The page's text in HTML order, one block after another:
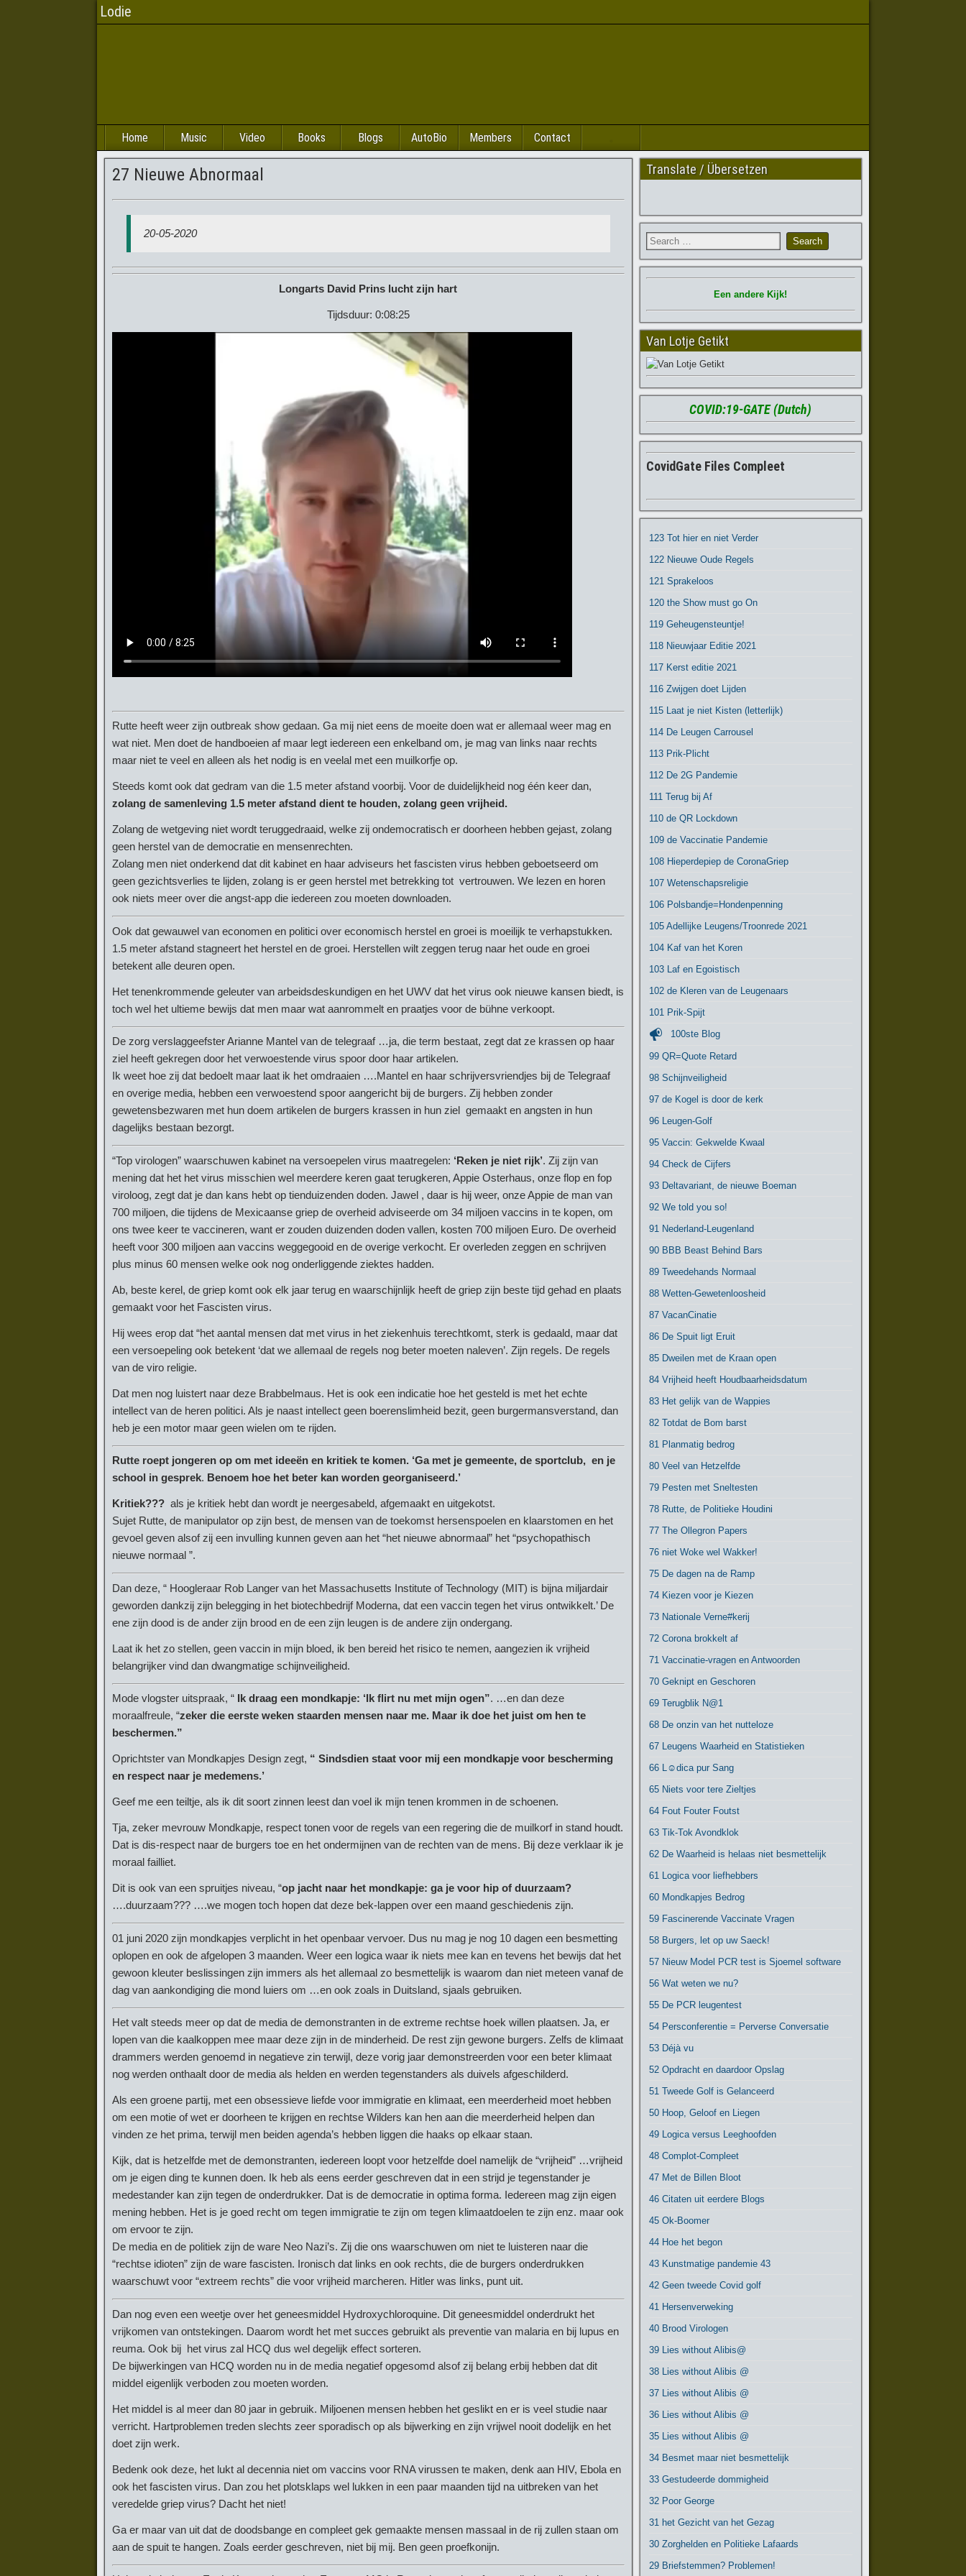
Lodie
Home Music Video Books Blogs AutoBio Members Contact
27 Nieuwe Abnormaal
20-05-2020
Longarts David Prins lucht zijn hart
Tijdsduur: 0:08:25
Rutte heeft weer zijn outbreak show gedaan. Ga mij niet eens de moeite doen wat er allemaal weer mag en
wat niet. Men doet de handboeien af maar legt iedereen een enkelband om, je mag van links naar rechts
maar niet te veel en alleen als het nodig is en veelal met een muilkorfje op.
Steeds komt ook dat gedram van die 1.5 meter afstand voorbij. Voor de duidelijkheid nog één keer dan,
zolang de samenleving 1.5 meter afstand dient te houden, zolang geen vrijheid.
Zolang de wetgeving niet wordt teruggedraaid, welke zij ondemocratisch er doorheen hebben gejast, zolang
geen herstel van de democratie en mensenrechten.
Zolang men niet onderkend dat dit kabinet en haar adviseurs het fascisten virus hebben geboetseerd om
geen gezichtsverlies te lijden, zolang is er geen herstel met betrekking tot vertrouwen. We lezen en horen
ook niets meer over die angst-app die iedereen zou moeten downloaden.
Ook dat gewauwel van economen en politici over economisch herstel en groei is moeilijk te verhapstukken.
1.5 meter afstand stagneert het herstel en de groei. Herstellen wilt zeggen terug naar het oude en groei
betekent alle deuren open.
Het tenenkrommende geleuter van arbeidsdeskundigen en het UWV dat het virus ook nieuwe kansen biedt, is
toch wel het ultieme bewijs dat men maar wat aanrommelt en praatjes voor de bühne verkoopt.
De zorg verslaggeefster Arianne Mantel van de telegraaf …ja, die term bestaat, zegt dat ze krassen op haar
ziel heeft gekregen door het verwoestende virus spoor door haar artikelen.
Ik weet hoe zij dat bedoelt maar laat ik het omdraaien ….Mantel en haar schrijversvriendjes bij de Telegraaf
en overige media, hebben een verwoestend spoor aangericht bij de burgers. Zij hebben zonder
gewetensbezwaren met hun doem artikelen de burgers krassen in hun ziel gemaakt en angsten in hun
dagelijks bestaan bezorgt.
“Top virologen” waarschuwen kabinet na versoepelen virus maatregelen: ‘Reken je niet rijk’. Zij zijn van
mening dat het het virus misschien wel meerdere keren gaat terugkeren, Appie Osterhaus, onze flop en fop
viroloog, zegt dat je dan kans hebt op tienduizenden doden. Jawel , daar is hij weer, onze Appie de man van
700 miljoen, die tijdens de Mexicaanse griep de overheid adviseerde om 34 miljoen vaccins in te kopen, om
ons twee keer te vaccineren, want er zouden duizenden doden vallen, kosten 700 miljoen Euro. De overheid
heeft voor 300 miljoen aan vaccins weggegooid en de overige verkocht. Er overleden zeggen en schrijven
plus minus 60 mensen welke ook nog onderliggende ziektes hadden.
Ab, beste kerel, de griep komt ook elk jaar terug en waarschijnlijk heeft de griep zijn beste tijd gehad en plaats
gemaakt voor het Fascisten virus.
Hij wees erop dat “het aantal mensen dat met virus in het ziekenhuis terechtkomt, sterk is gedaald, maar dat
een versoepeling ook betekent ‘dat we allemaal de regels nog beter moeten naleven’. Zijn regels. De regels
van de viro religie.
Dat men nog luistert naar deze Brabbelmaus. Het is ook een indicatie hoe het gesteld is met het echte
intellect van de heren politici. Als je naast intellect geen boerenslimheid bezit, geen burgermansverstand, dan
heb je een motor maar geen wielen om te rijden.
Rutte roept jongeren op om met ideeën en kritiek te komen. ‘Ga met je gemeente, de sportclub, en je
school in gesprek. Benoem hoe het beter kan worden georganiseerd.’
Kritiek??? als je kritiek hebt dan wordt je neergesabeld, afgemaakt en uitgekotst.
Sujet Rutte, de manipulator op zijn best, de mensen van de toekomst hersenspoelen en klaarstomen en het
gevoel geven alsof zij een invulling kunnen geven aan het “het nieuwe abnormaal” het “psychopathisch
nieuwe normaal ”.
Dan deze, “ Hoogleraar Rob Langer van het Massachusetts Institute of Technology (MIT) is bijna miljardair
geworden dankzij zijn belegging in het biotechbedrijf Moderna, dat een vaccin tegen het virus ontwikkelt.’ De
ene zijn dood is de ander zijn brood en de een zijn leugen is de andere zijn ondergang.
Laat ik het zo stellen, geen vaccin in mijn bloed, ik ben bereid het risico te nemen, aangezien ik vrijheid
belangrijker vind dan dwangmatige schijnveiligheid.
Mode vlogster uitspraak, “ Ik draag een mondkapje: ‘Ik flirt nu met mijn ogen”. …en dan deze
moraalfreule, “zeker die eerste weken staarden mensen naar me. Maar ik doe het juist om hen te
beschermen.”
Oprichtster van Mondkapjes Design zegt, “ Sindsdien staat voor mij een mondkapje voor bescherming
en respect naar je medemens.’
Geef me een teiltje, als ik dit soort zinnen leest dan voel ik mijn tenen krommen in de schoenen.
Tja, zeker mevrouw Mondkapje, respect tonen voor de regels van een regering die de muilkorf in stand houdt.
Dat is dis-respect naar de burgers toe en het ondermijnen van de rechten van de mens. Bij deze verklaar ik je
moraal failliet.
Dit is ook van een spruitjes niveau, “op jacht naar het mondkapje: ga je voor hip of duurzaam?
….duurzaam??? ….we mogen toch hopen dat deze bek-lappen over een maand geschiedenis zijn.
01 juni 2020 zijn mondkapjes verplicht in het openbaar vervoer. Dus nu mag je nog 10 dagen een besmetting
oplopen en ook de afgelopen 3 maanden. Weer een logica waar ik niets mee kan en tevens het bewijs dat het
gewoon kleuter beslissingen zijn immers als het allemaal zo besmettelijk is waarom dan niet meteen vanaf de
dag van aankondiging die mond luiers om …en ook zoals in Duitsland, sjaals gebruiken.
Het valt steeds meer op dat de media de demonstranten in de extreme rechtse hoek willen plaatsen. Ja, er
lopen van die kaalkoppen mee maar deze zijn in de minderheid. De rest zijn gewone burgers. Zelfs de klimaat
drammers werden genoemd in negatieve zin terwijl, deze vorig jaar demonstreerden voor een beter klimaat
nog werden onthaalt door de media als helden en werden tegenstanders als duivels afgeschilderd.
Als een groene partij, met een obsessieve liefde voor immigratie en klimaat, een meerderheid moet hebben
om een motie of wet er doorheen te krijgen en rechtse Wilders kan hen aan die meerderheid helpen dan
vinden ze het prima, terwijl men beiden agenda’s hebben liggen die haaks op elkaar staan.
Kijk, dat is hetzelfde met de demonstranten, iedereen loopt voor hetzelfde doel namelijk de “vrijheid” …vrijheid
om je eigen ding te kunnen doen. Ik heb als eens eerder geschreven dat in een strijd je tegenstander je
medestander kan zijn tegen de onderdrukker. Dat is de democratie in optima forma. Iedereen mag zijn eigen
mening hebben. Het is je goed recht om tegen immigratie te zijn om tegen klimaatdoelen te zijn enz. maar ook
om ervoor te zijn.
De media en de politiek zijn de ware Neo Nazi’s. Zij die ons waarschuwen om niet te luisteren naar die
“rechtse idioten” zijn de ware fascisten. Ironisch dat links en ook rechts, die de burgers onderdrukken
waarschuwt voor “extreem rechts” die voor vrijheid marcheren. Hitler was links, punt uit.
Dan nog even een weetje over het geneesmiddel Hydroxychloroquine. Dit geneesmiddel onderdrukt het
vrijkomen van ontstekingen. Daarom wordt het met succes gebruikt als preventie van malaria en bij lupus en
reuma. Ook bij het virus zal HCQ dus wel degelijk effect sorteren.
De bijwerkingen van HCQ worden nu in de media negatief opgesomd alsof zij belang erbij hebben dat dit
middel eigenlijk verboden zou moeten worden.
Het middel is al meer dan 80 jaar in gebruik. Miljoenen mensen hebben het geslikt en er is veel studie naar
verricht. Hartproblemen treden slechts zeer sporadisch op als bijwerking en zijn vrijwel nooit dodelijk en het
doet zijn werk.
Bedenk ook deze, het lukt al decennia niet om vaccins voor RNA virussen te maken, denk aan HIV, Ebola en
ook het fascisten virus. Dan zou het plotsklaps wel lukken in een paar maanden tijd na uitbreken van het
veredelde griep virus? Dacht het niet!
Ga er maar van uit dat de doodsbange en compleet gek gemaakte mensen massaal in de rij zullen staan om
aan de spuit te hangen. Zoals eerder geschreven, niet bij mij. Ben geen proefkonijn.
Translate / Übersetzen
Een andere Kijk!
Van Lotje Getikt
COVID:19-GATE (Dutch)
CovidGate Files Compleet
123 Tot hier en niet Verder
122 Nieuwe Oude Regels
121 Sprakeloos
120 the Show must go On
119 Geheugensteuntje!
118 Nieuwjaar Editie 2021
117 Kerst editie 2021
116 Zwijgen doet Lijden
115 Laat je niet Kisten (letterlijk)
114 De Leugen Carrousel
113 Prik-Plicht
112 De 2G Pandemie
111 Terug bij Af
110 de QR Lockdown
109 de Vaccinatie Pandemie
108 Hieperdepiep de CoronaGriep
107 Wetenschapsreligie
106 Polsbandje=Hondenpenning
105 Adellijke Leugens/Troonrede 2021
104 Kaf van het Koren
103 Laf en Egoistisch
102 de Kleren van de Leugenaars
101 Prik-Spijt
100ste Blog
99 QR=Quote Retard
98 Schijnveiligheid
97 de Kogel is door de kerk
96 Leugen-Golf
95 Vaccin: Gekwelde Kwaal
94 Check de Cijfers
93 Deltavariant, de nieuwe Boeman
92 We told you so!
91 Nederland-Leugenland
90 BBB Beast Behind Bars
89 Tweedehands Normaal
88 Wetten-Gewetenloosheid
87 VacanCinatie
86 De Spuit ligt Eruit
85 Dweilen met de Kraan open
84 Vrijheid heeft Houdbaarheidsdatum
83 Het gelijk van de Wappies
82 Totdat de Bom barst
81 Planmatig bedrog
80 Veel van Hetzelfde
79 Pesten met Sneltesten
78 Rutte, de Politieke Houdini
77 The Ollegron Papers
76 niet Woke wel Wakker!
75 De dagen na de Ramp
74 Kiezen voor je Kiezen
73 Nationale Verne#kerij
72 Corona brokkelt af
71 Vaccinatie-vragen en Antwoorden
70 Geknipt en Geschoren
69 Terugblik N@1
68 De onzin van het nutteloze
67 Leugens Waarheid en Statistieken
66 L☺dica pur Sang
65 Niets voor tere Zieltjes
64 Fout Fouter Foutst
63 Tik-Tok Avondklok
62 De Waarheid is helaas niet besmettelijk
61 Logica voor liefhebbers
60 Mondkapjes Bedrog
59 Fascinerende Vaccinate Vragen
58 Burgers, let op uw Saeck!
57 Nieuw Model PCR test is Sjoemel software
56 Wat weten we nu?
55 De PCR leugentest
54 Persconferentie = Perverse Conversatie
53 Déjà vu
52 Opdracht en daardoor Opslag
51 Tweede Golf is Gelanceerd
50 Hoop, Geloof en Liegen
49 Logica versus Leeghoofden
48 Complot-Compleet
47 Met de Billen Bloot
46 Citaten uit eerdere Blogs
45 Ok-Boomer
44 Hoe het begon
43 Kunstmatige pandemie 43
42 Geen tweede Covid golf
41 Hersenverweking
40 Brood Virologen
39 Lies without Alibis@
38 Lies without Alibis @
37 Lies without Alibis @
36 Lies without Alibis @
35 Lies without Alibis @
34 Besmet maar niet besmettelijk
33 Gestudeerde dommigheid
32 Poor George
31 het Gezicht van het Gezag
30 Zorghelden en Politieke Lafaards
29 Briefstemmen? Problemen!